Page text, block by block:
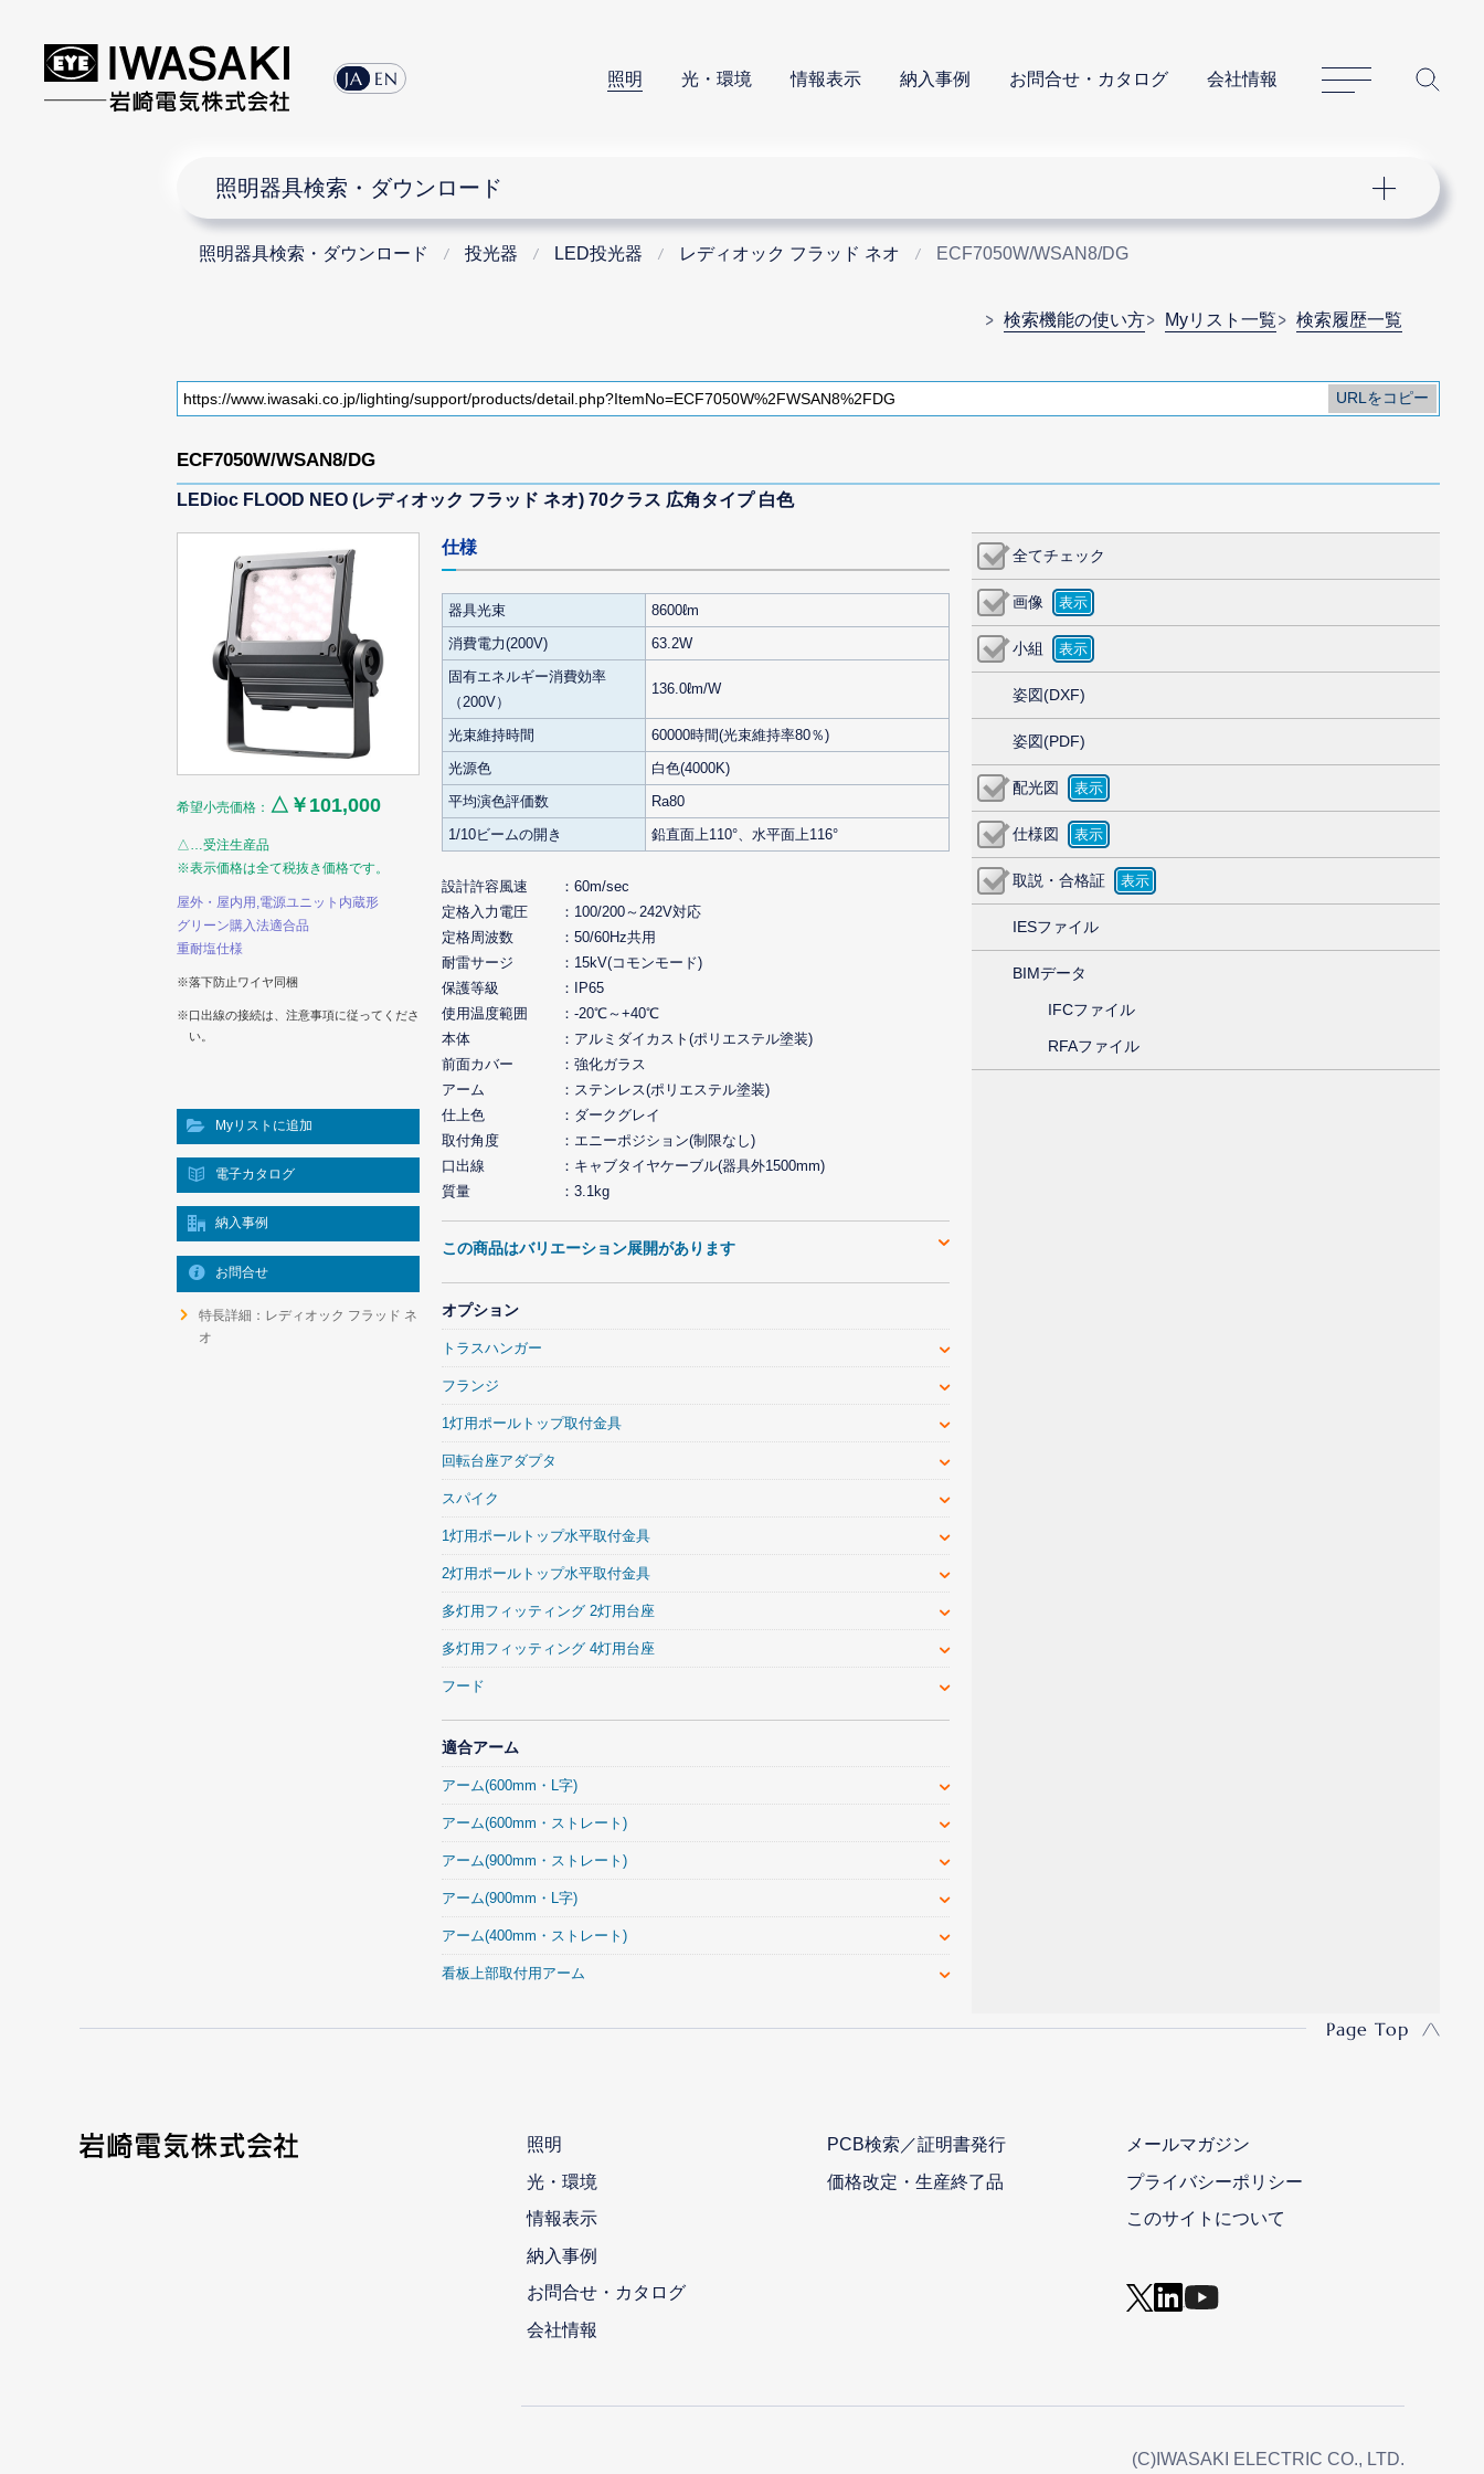
JA EN 照明 光・環境 情報表示 納入事例 お問合せ・カタログ 会社情報
サイトマップ
照明器具検索・ダウンロード
照明器具検索・ダウンロード 投光器 LED投光器 レディオック フラッド ネオ ECF7050W/WSAN8/DG
検索機能の使い方 Myリスト一覧 検索履歴一覧
ECF7050W/WSAN8/DG
LEDioc FLOOD NEO (レディオック フラッド ネオ) 70クラス 広角タイプ 白色
希望小売価格： △￥101,000
△…受注生産品
※表示価格は全て税抜き価格です。
屋外・屋内用,電源ユニット内蔵形
グリーン購入法適合品
重耐塩仕様
※落下防止ワイヤ同梱
※口出線の接続は、注意事項に従ってくださ
い。
Myリストに追加
電子カタログ
納入事例
お問合せ
特長詳細：レディオック フラッド ネ
オ
全てチェック
画像
小組
姿図(DXF)
姿図(PDF)
配光図
仕様図
取説・合格証
IESファイル
BIMデータ
IFCファイル
RFAファイル
仕様
器具光束
8600ℓm
消費電力(200V)
63.2W
固有エネルギー消費効率
（200V）
136.0ℓm/W
光束維持時間
60000時間(光束維持率80％)
光源色
白色(4000K)
平均演色評価数
Ra80
1/10ビームの開き
鉛直面上110°、水平面上116°
設計許容風速
60m/sec
定格入力電圧
100/200～242V対応
定格周波数
50/60Hz共用
耐雷サージ
15kV(コモンモード)
保護等級
IP65
使用温度範囲
-20℃～+40℃
本体
アルミダイカスト(ポリエステル塗装)
前面カバー
強化ガラス
アーム
ステンレス(ポリエステル塗装)
仕上色
ダークグレイ
取付角度
エニーポジション(制限なし)
口出線
キャブタイヤケーブル(器具外1500mm)
質量
3.1kg
この商品はバリエーション展開があります
オプション
トラスハンガー
フランジ
1灯用ポールトップ取付金具
回転台座アダプタ
スパイク
1灯用ポールトップ水平取付金具
2灯用ポールトップ水平取付金具
多灯用フィッティング 2灯用台座
多灯用フィッティング 4灯用台座
フード
適合アーム
アーム(600mm・L字)
アーム(600mm・ストレート)
アーム(900mm・ストレート)
アーム(900mm・L字)
アーム(400mm・ストレート)
看板上部取付用アーム
Page Top
照明
光・環境
情報表示
納入事例
お問合せ・カタログ
会社情報
PCB検索／証明書発行
価格改定・生産終了品
メールマガジン
プライバシーポリシー
このサイトについて
(C)IWASAKI ELECTRIC CO., LTD.